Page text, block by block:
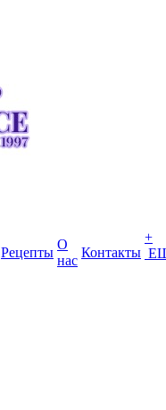
Рецепты
О
нас
Контакты
+